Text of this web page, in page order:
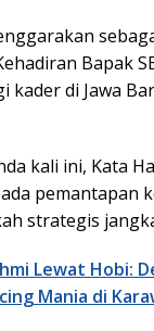
Bapak
kader di Jawa
kali ini, Kata
pemantapan
strategis
Lewat Hobi:
Mania di